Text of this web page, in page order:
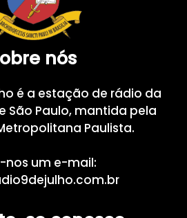
nós
é a estação de rádio da
São Paulo, mantida pela
Paulista.
nos um e-mail: